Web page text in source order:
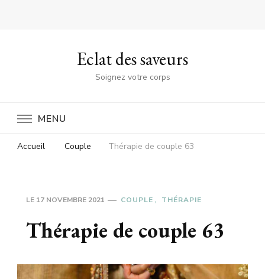
Eclat des saveurs
Soignez votre corps
MENU
Accueil Couple Thérapie de couple 63
LE 17 NOVEMBRE 2021 COUPLE THÉRAPIE
Thérapie de couple 63